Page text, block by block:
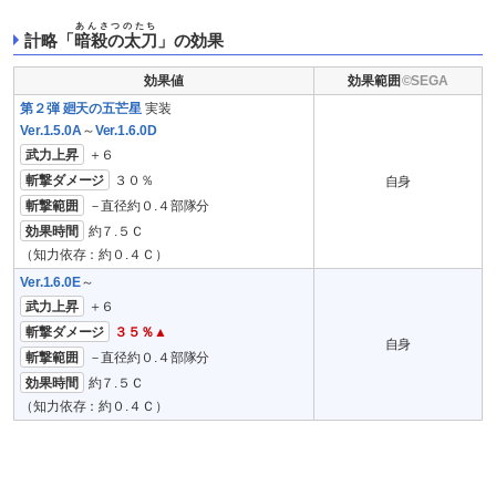
計略「 暗殺の太刀
あんさつのたち
」の効果
効果値
効果範囲
第２弾 廻天の五芒星 実装
Ver.1.5.0A ～Ver.1.6.0D
武力上昇
＋６
斬撃ダメージ
３０％
斬撃範囲
－直径約０.４部隊分
効果時間
約７.５Ｃ
（知力依存：約０.４Ｃ）
自身
Ver.1.6.0E～
武力上昇
＋６
斬撃ダメージ
３５％▲
斬撃範囲
－直径約０.４部隊分
効果時間
約７.５Ｃ
（知力依存：約０.４Ｃ）
自身